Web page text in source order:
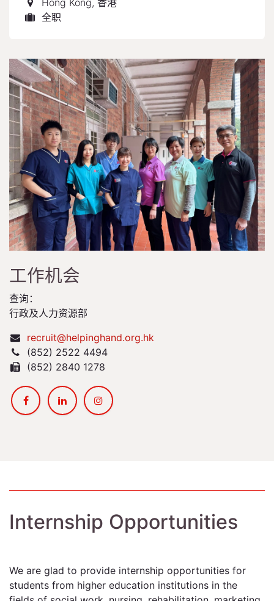
Hong Kong, 香港
全职
工作机会
查询：
行政及人力资源部
recruit@helpinghand.org.hk
(852) 2522 4494
(852) 2840 1278
Internship Opportunities
We are glad to provide internship opportunities for
students from higher education institutions in the